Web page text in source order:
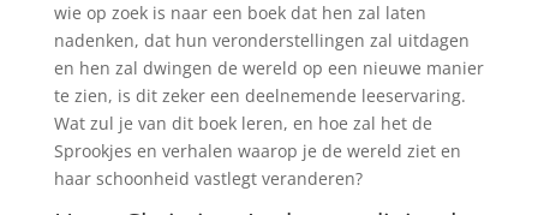
wie op zoek is naar een boek dat hen zal laten
nadenken, dat hun veronderstellingen zal uitdagen
en hen zal dwingen de wereld op een nieuwe manier
te zien, is dit zeker een deelnemende leeservaring.
Wat zul je van dit boek leren, en hoe zal het de
Sprookjes en verhalen waarop je de wereld ziet en
haar schoonheid vastlegt veranderen?